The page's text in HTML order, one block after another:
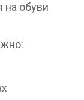
на обуви